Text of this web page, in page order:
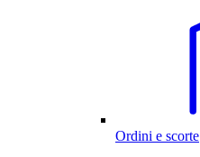
Ordini e scorte